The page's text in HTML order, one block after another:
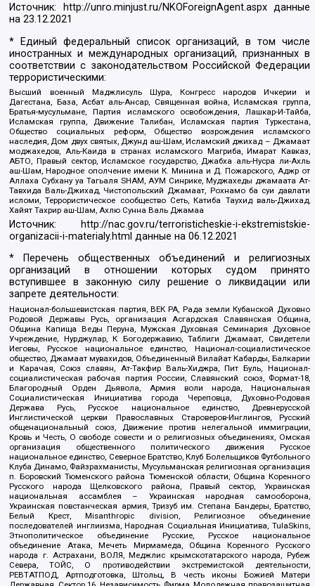
Источник: http://unro.minjust.ru/NKOForeignAgent.aspxданные
на23.12.2021
* Единый федеральный список организаций, в том числе
иностранных и международных организаций, признанных в
соответствии с законодательством Российской Федерации
террористическими:
Высший военный Маджлисуль Шура, Конгресс народов Ичкерии и
Дагестана, База, Асбат аль-Ансар, Священная война, Исламская группа,
Братья-мусульмане, Партия исламского освобождения, Лашкар-И-Тайба,
Исламская группа, Движение Талибан, Исламская партия Туркестана,
Общество социальных реформ, Общество возрождения исламского
наследия, Дом двух святых, Джунд аш-Шам, Исламский джихад – Джамаат
моджахедов, Аль-Каида в странах исламского Магриба, Имарат Кавказ,
АБТО, Правый сектор, Исламское государство, Джабха аль-Нусра ли-Ахль
аш-Шам, Народное ополчение имени К. Минина и Д. Пожарского, Аджр от
Аллаха Субхану уа Тагьаля SHAM, АУМ Синрике, Муджахеды джамаата Ат-
Тавхида Валь-Джихад, Чистопольский Джамаат, Рохнамо ба суи давлати
исломи, Террористическое сообщество Сеть, Катиба Таухид валь-Джихад,
Хайят Тахрир аш-Шам, Ахлю Сунна Валь Джамаа
Источник:
http://nac.gov.ru/terroristicheskie-i-ekstremistskie-
organizacii-i-materialy.html данные на06.12.2021
* Перечень общественных объединений и религиозных
организаций в отношении которых судом принято
вступившее в законную силу решение о ликвидации или
запрете деятельности:
Национал-большевистская партия, ВЕК РА, Рада земли Кубанской Духовно
Родовой Державы Русь, организация Асгардская Славянская Община,
Община Капища Веды Перуна, Мужская Духовная Семинария Духовное
Учреждение, Нурджулар, К Богодержавию, Таблиги Джамаат, Свидетели
Иеговы, Русское национальное единство, Национал-социалистическое
общество, Джамаат мувахидов, Объединенный Вилайат Кабарды, Балкарии
и Карачая, Союз славян, Ат-Такфир Валь-Хиджра, Пит Буль, Национал-
социалистическая рабочая партия России, Славянский союз, Формат-18,
Благородный Орден Дьявола, Армия воли народа, Национальная
Социалистическая Инициатива города Череповца, Духовно-Родовая
Держава Русь, Русское национальное единство, Древнерусской
Инглистической церкви Православных Староверов-Инглингов, Русский
общенациональный союз, Движение против нелегальной иммиграции,
Кровь и Честь, О свободе совести и о религиозных объединениях, Омская
организация общественного политического движения Русское
национальное единство, Северное Братство, Клуб Болельщиков Футбольного
Клуба Динамо, Файзрахманисты, Мусульманская религиозная организация
п. Боровский Тюменского района Тюменской области, Община Коренного
Русского народа Щелковского района, Правый сектор, Украинская
национальная ассамблея – Украинская народная самооборона,
Украинская повстанческая армия, Тризуб им. Степана Бандеры, Братство,
Белый Крест, Misanthropic division, Религиозное объединение
последователей инглиизма, Народная Социальная Инициатива, TulaSkins,
Этнополитическое объединение Русские, Русское национальное
объединение Атака, Мечеть Мирмамеда, Община Коренного Русского
народа г. Астрахани, ВОЛЯ, Меджлис крымскотатарского народа, Рубеж
Севера, ТОЙС, О противодействии экстремистской деятельности,
РЕВТАТПОД, Артподготовка, Штольц, В честь иконы Божией Матери